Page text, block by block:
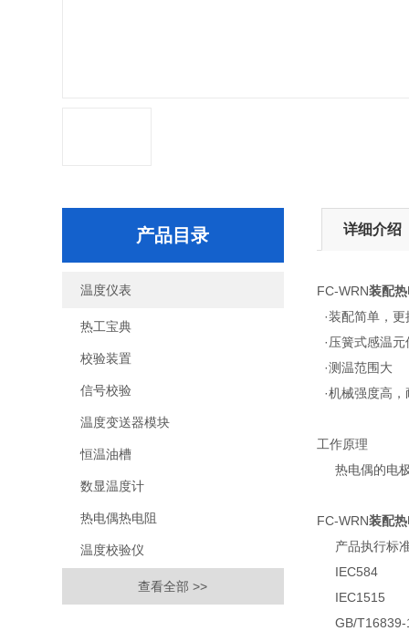
产品目录
温度仪表
热工宝典
校验装置
信号校验
温度变送器模块
恒温油槽
数显温度计
热电偶热电阻
温度校验仪
查看全部 >>
详细介绍
FC-WRN装配
·装配简单，
·压簧式感温
·测温范围大
·机械强度高
工作原理
热电偶的电极
FC-WRN装配
产品执行标
IEC584
IEC1515
GB/T16839-